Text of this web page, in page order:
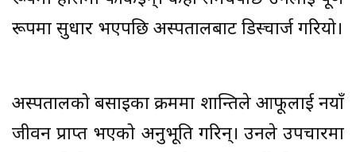
रूपमा सुधार भएपछि अस्पतालबाट डिस्चार्ज गरियो।
अस्पतालको बसाइका क्रममा शान्तिले आफूलाई नयाँ
जीवन प्राप्त भएको अनुभूति गरिन्। उनले उपचारमा